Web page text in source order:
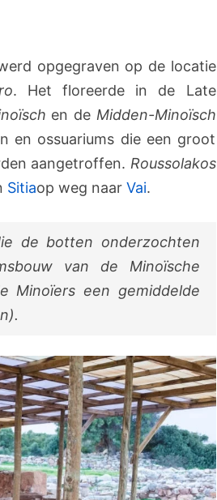
opgegraven op de locatie
. Het floreerde in de Late
en de Midden-Minoïsch
en ossuariums die een groot
aangetroffen. Roussolakos
Sitiaop weg naar Vai.
de botten onderzochten
van de Minoïsche
Minoïers een gemiddelde